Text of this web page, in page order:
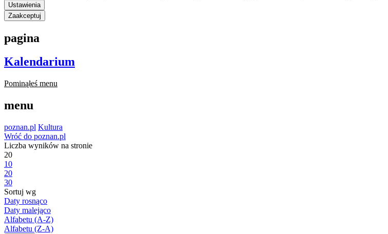
Ustawienia
Zaakceptuj
pagina
Kalendarium
Pominąłeś menu
menu
poznan.pl Kultura
Wróć do poznan.pl
Liczba wyników na stronie
20
10
20
30
Sortuj wg
Daty rosnąco
Daty malejąco
Alfabetu (A-Z)
Alfabetu (Z-A)